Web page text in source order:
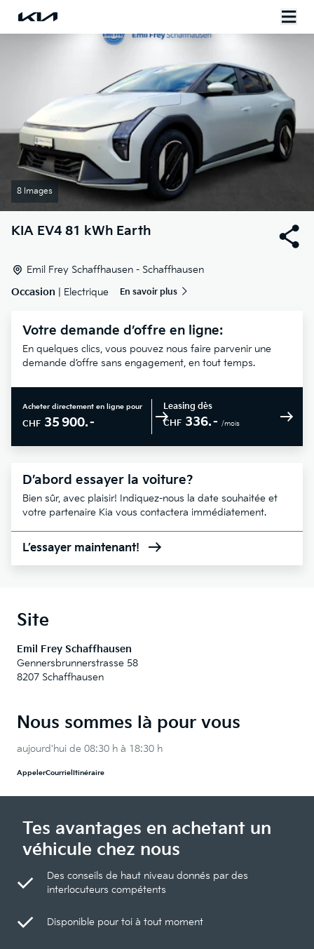
8 Images
KIA EV4 81 kWh Earth
Emil Frey Schaffhausen - Schaffhausen
Occasion | Electrique En savoir plus
Votre demande d’offre en ligne:
En quelques clics, vous pouvez nous faire parvenir une
demande d’offre sans engagement, en tout temps.
Acheter directement en ligne pour
CHF 35 900.–
Leasing dès
CHF 336.– /mois
D’abord essayer la voiture?
Bien sûr, avec plaisir! Indiquez-nous la date souhaitée et
votre partenaire Kia vous contactera immédiatement.
L’essayer maintenant!
Site
Emil Frey Schaffhausen
Gennersbrunnerstrasse 58
8207 Schaffhausen
Nous sommes là pour vous
aujourd'hui de 08:30 h à 18:30 h
AppelerCourriel Itinéraire
Tes avantages en achetant un
véhicule chez nous
Des conseils de haut niveau donnés par des
interlocuteurs compétents
Disponible pour toi à tout moment